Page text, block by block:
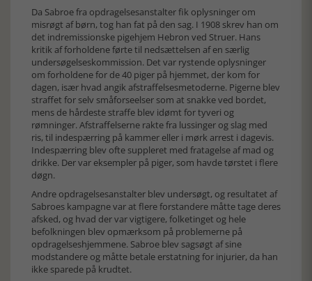
Da Sabroe fra opdragelsesanstalter fik oplysninger om
misrøgt af børn, tog han fat på den sag. I 1908 skrev han om
det indremissionske pigehjem Hebron ved Struer. Hans
kritik af forholdene førte til nedsættelsen af en særlig
undersøgelseskommission. Det var rystende oplysninger
om forholdene for de 40 piger på hjemmet, der kom for
dagen, især hvad angik afstraffelsesmetoderne. Pigerne blev
straffet for selv småforseelser som at snakke ved bordet,
mens de hårdeste straffe blev idømt for tyveri og
rømninger. Afstraffelserne rakte fra lussinger og slag med
ris, til indespærring på kammer eller i mørk arrest i dagevis.
Indespærring blev ofte suppleret med fratagelse af mad og
drikke. Der var eksempler på piger, som havde tørstet i flere
døgn.
Andre opdragelsesanstalter blev undersøgt, og resultatet af
Sabroes kampagne var at flere forstandere måtte tage deres
afsked, og hvad der var vigtigere, folketinget og hele
befolkningen blev opmærksom på problemerne på
opdragelseshjemmene. Sabroe blev sagsøgt af sine
modstandere og måtte betale erstatning for injurier, da han
ikke sparede på krudtet.